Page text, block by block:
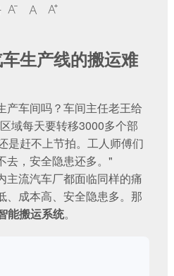
  
生产线的搬运难
产车间吗？车间主任老王给
域每天要转移3000多个部
是赶不上节拍。工人师傅们
去，安全隐患还多。"
主流汽车厂都面临同样的痛
、成本高、安全隐患多。那
能搬运系统。